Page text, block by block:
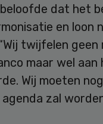
dat het
en loon
twijfelen geen
maar wel
Wij moeten
zal